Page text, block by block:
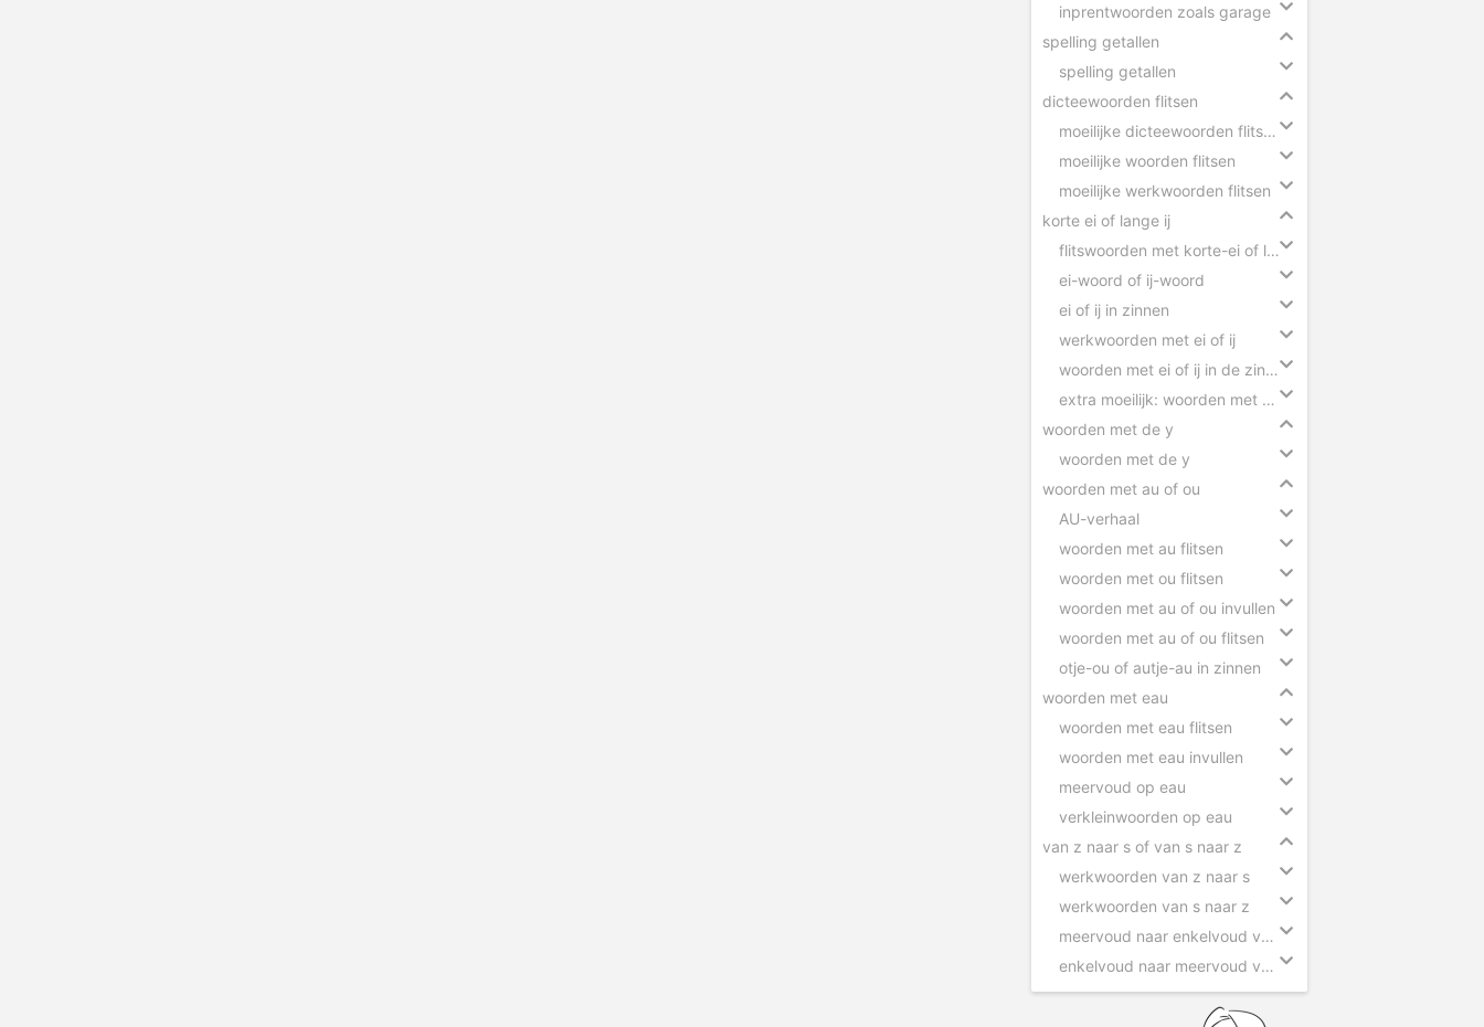
inprentwoorden zoals garage
spelling getallen
spelling getallen
dicteewoorden flitsen
moeilijke dicteewoorden flitsen
moeilijke woorden flitsen
moeilijke werkwoorden flitsen
korte ei of lange ij
flitswoorden met korte-ei of lange-ij
ei-woord of ij-woord
ei of ij in zinnen
werkwoorden met ei of ij
woorden met ei of ij in de zin slepen
extra moeilijk: woorden met ei of ij
woorden met de y
woorden met de y
woorden met au of ou
AU-verhaal
woorden met au flitsen
woorden met ou flitsen
woorden met au of ou invullen
woorden met au of ou flitsen
otje-ou of autje-au in zinnen
woorden met eau
woorden met eau flitsen
woorden met eau invullen
meervoud op eau
verkleinwoorden op eau
van z naar s of van s naar z
werkwoorden van z naar s
werkwoorden van s naar z
meervoud naar enkelvoud van z naar s
enkelvoud naar meervoud van s naar z